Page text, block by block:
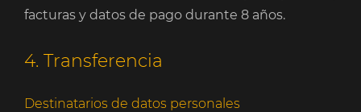
facturas y datos de pago durante 8 años.
4. Transferencia
Destinatarios de datos personales